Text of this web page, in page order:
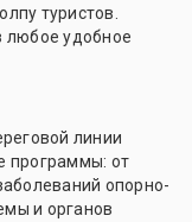
туристов.
любое удобное
линии
программы: от
опорно-
и органов